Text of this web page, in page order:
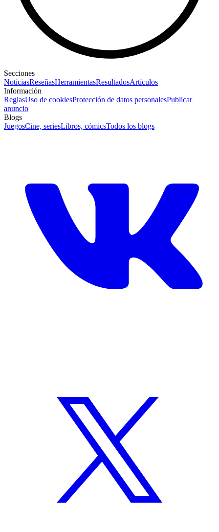
Secciones
NoticiasReseñasHerramientasResultadosArtículos
Información
ReglasUso de cookiesProtección de datos personalesPublicar
anuncio
Blogs
JuegosCine, seriesLibros, cómicsTodos los blogs